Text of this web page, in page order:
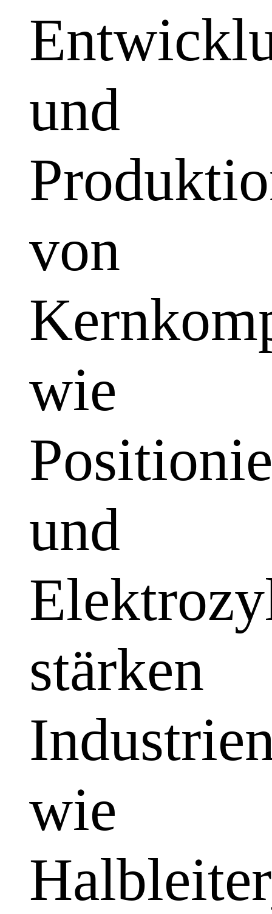
und
von
wie
und
stärken
wie